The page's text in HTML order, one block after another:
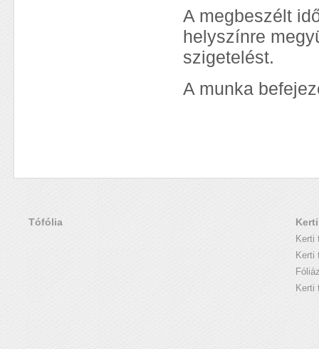
A megbeszélt
helyszínre
szigetelést.
A munka
Tófólia
Kerti
Kerti
Kerti